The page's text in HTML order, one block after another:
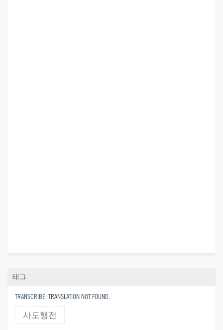
태그
TRANSCRIBE: TRANSLATION NOT FOUND.
사도행전